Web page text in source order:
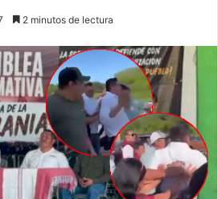
2 minutos de lectura